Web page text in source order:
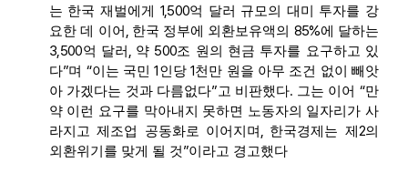
는 한국 재벌에게 1,500억 달러 규모의 대미 투자를 강
요한 데 이어 , 한국 정부에 외환보유액의 85%에 달하는
3,500억 달러 , 약 500조 원의 현금 투자를 요구하고 있
다”며 “이는 국민1인당1천만 원을 아무 조건 없이 빼앗
아 가겠다는 것과 다름없다”고 비판했다. 그는 이어 “만
약 이런 요구를 막아내지 못하면 노동자의 일자리가 사
라지고 제조업 공동화로 이어지며 , 한국경제는 제 2의
외환위기를 맞게 될 것”이라고 경고했다